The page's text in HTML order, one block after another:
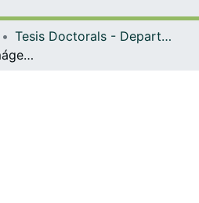
Navega per tot el DD
Com publicar
Tesis Doctorals - Departament - Salut Pública
Superposición de imágenes. Identificación facial bidimensional.